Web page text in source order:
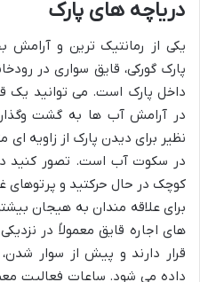
دریاچه های پارک
یکی از رمانتیک ترین و آرامش
پارک گورکی، قایق سواری در
داخل پارک است. می توانید یک
در آرامش آب ها به گشت وگذار
نظیر برای دیدن پارک از زاویه
در سکوت آب است. تصور کنید
کوچک در حال حرکتید و
برای علاقه مندان به هیجان
های اجاره قایق معمولاً در
قرار دارند و پیش از سوار
داده می شود. ساعات فعالیت